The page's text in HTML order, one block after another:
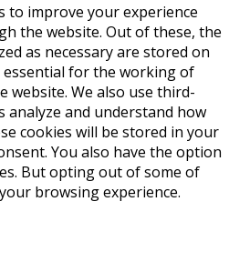
to improve your experience
the website. Out of these, the
as necessary are stored on
for the working of
website. We also use third-
analyze and understand how
cookies will be stored in your
You also have the option
But opting out of some of
browsing experience.